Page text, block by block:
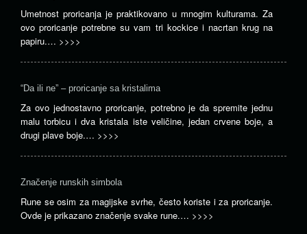
Umetnost proricanja je praktikovano u mnogim kulturama. Za
ovo proricanje potrebne su vam tri kockice i nacrtan krug na
papiru.… >>>>
“Da ili ne” – proricanje sa kristalima
Za ovo jednostavno proricanje, potrebno je da spremite jednu
malu torbicu i dva kristala iste veličine, jedan crvene boje, a
drugi plave boje.… >>>>
Značenje runskih simbola
Rune se osim za magijske svrhe, često koriste i za proricanje.
Ovde je prikazano značenje svake rune.… >>>>